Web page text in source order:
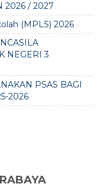
2026 / 2027
(MPLS) 2026
NEGERI 3
PSAS BAGI
2026